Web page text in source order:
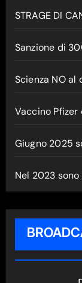
STRAGE DI
Sanzione di
Scienza NO
Vaccino
Giugno 2025
Nel 2023